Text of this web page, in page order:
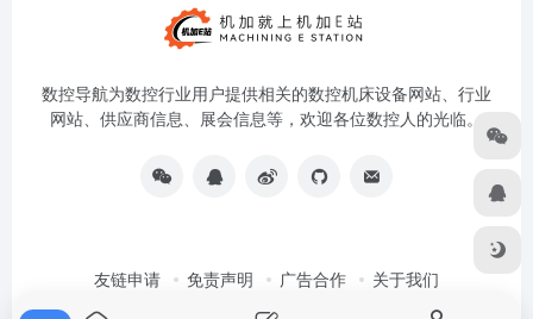
数控导航为数控行业用户提供相关的数控机床设备网站、行业
网站、供应商信息、展会信息等，欢迎各位数控人的光临。
友链申请 免责声明 广告合作 关于我们